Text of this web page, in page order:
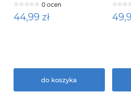
0 ocen
44,99 zł
do koszyka